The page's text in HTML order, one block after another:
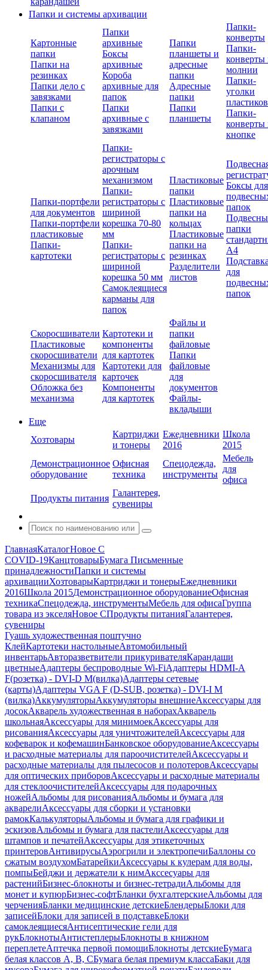
Папки и системы архивации
Картонные
папки
Папки на
резинках
Папки дело с
завязками
Папки с
клапаном
Папки
архивные
Боксы
архивные
Короба
архивные для
папок
Папки
архивные с
завязками
Папки
планшеты и
адресные
папки
Адресные
папки
Папки
планшеты
Папки-
конверты
Папки-
конверты
молнии
Папки-
уголки
Папки-
конверты
кнопке
Папки-портфели
для документов
Папки-портфели
пластиковые
Папки-
картотеки
Папки-
регистраторы с
арочным
механизмом
Папки-
регистраторы с
шириной
корешка 70-80
мм
Папки-
регистраторы с
шириной
корешка 50 мм
Самоклеящиеся
карманы для
папок
Пластиковые
папки
Пластиковые
папки на
кольцах
Пластиковые
папки на
резинках
Разделители
листов
Боксы для
папок
папки
А4
для
папок
Скоросшиватели
Пластиковые
скоросшиватели
Механизмы для
скоросшивателя
Обложка без
механизма
Картотеки и
компоненты
для картотек
Картотеки для
карточек
Компоненты
для картотек
Файлы и
папки
файловые
Папки
файловые
для
документов
Файлы-
вкладыши
Еще
Хозтовары
Картриджи
и тонеры
Ежедневники
2016
Школа
2015
Демонстрационное
оборудование
Офисная
техника
Спецодежда,
инструменты
Мебель
для
офиса
Продукты питания
Галантерея,
сувениры
ГлавнаяКаталогНовое С
COVID-19КанцтоварыБумага Письменные
принадлежностиПапки и системы
архивацииХозтоварыКартриджи и тонерыЕжедневники
2016Школа 2015Демонстрационное оборудованиеОфисная
техникаСпецодежда, инструментыМебель для офисаГруппа
товара из экселяНовое СПродукты питанияГалантерея,
сувениры
Гуашь художественная поштучно
КлейКартотеки настольныеАвтомобильный
инвентарьАвторазветвители прикуривателяКарандаши
цветныеАдаптеры беспроводные Wi-FiАдаптеры HDMI-A
F(розетка) - DVI-D M(вилка)Адаптеры сетевые
(карты)Адаптеры VGA F (D-SUB, розетка) - DVI-I M
(вилка)АккумуляторыАккумуляторы внешниеАксессуары для
досокАкварель художественная в наборахАкварель
школьнаяАксессуары для минимоекАксессуары для
рисованияАксессуары для уничтожителейАксессуары для
кофеварок и кофемашинБанковское оборудованиеАксессуары
и расходные материалы для пароочистителейАксессуары и
расходные материалы для пылесосов и полотеровАксессуары
для оптических приборовАксессуары и расходные материалы
для стеклоочистителейАксессуары для подарочных
ножейАльбомы для рисованияАльбомы и бумага для
акварелиАксессуары для сборки и установки
рамокКалькуляторыАльбомы и бумага для графики и
эскизовАльбомы и бумага для пастелиАксессуары для
штампов и печатейАксессуары для этикеточных
принтеровАнтивирусыАэрогрили и электропечиБаллоны со
сжатым воздухомБатарейкиАксессуары к кулерам для воды,
помпыБейджи и держатели к нимАкссесуары для
растенийБизнес-блокноты и бизнес-тетрадиАльбомы для
монет и купюрБизнес-софтБланки бухгалтерскиеАльбомы для
черченияБланки медицинские детскиеБлендерыБлоки для
записейБлоки для записей в подставкеБлоки
самоклеящиесяАнтисептические гели для
рукБлокнотыАнтистеплерыБлокноты в книжном
переплетеАптечка первой помощиБлокноты детскиеБумага
белая классов А, В, СБумага белая премиум классаБаки для